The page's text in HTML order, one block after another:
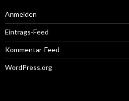
Anmelden
Eintrags-Feed
Kommentar-Feed
WordPress.org